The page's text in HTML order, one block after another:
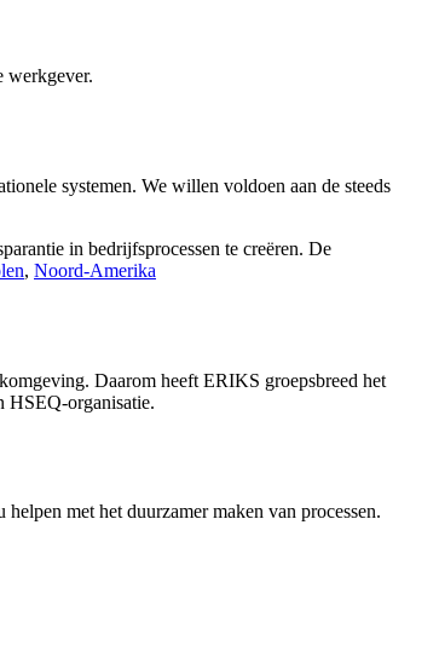
werkgever.
systemen. We willen voldoen aan de steeds
in bedrijfsprocessen te creëren. De
, Noord-Amerika
Daarom heeft ERIKS groepsbreed het
HSEQ-organisatie.
met het duurzamer maken van processen.